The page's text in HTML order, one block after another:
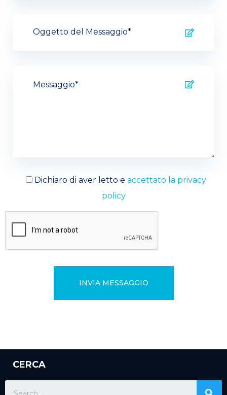
Dichiaro di aver letto e accettato la privacy
policy
CERCA